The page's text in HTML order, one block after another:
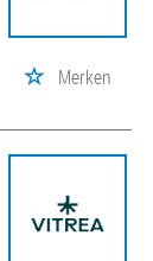
Merken